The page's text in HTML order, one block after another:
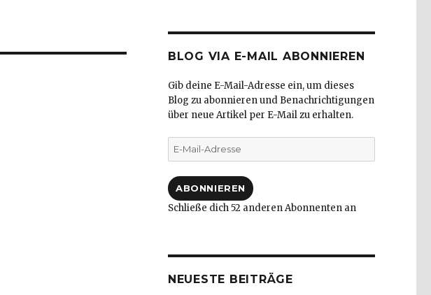
BLOG VIA E-MAIL ABONNIEREN
Gib deine E-Mail-Adresse ein, um dieses
Blog zu abonnieren und Benachrichtigungen
über neue Artikel per E-Mail zu erhalten.
E-
Mail-
ABONNIEREN
Schließe dich 52 anderen Abonnenten an
NEUESTE BEITRÄGE